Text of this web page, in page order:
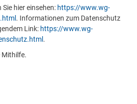
Sie hier einsehen: https://www.wg-
. Informationen zum Datenschutz
Link: https://www.wg-
.
Mithilfe.